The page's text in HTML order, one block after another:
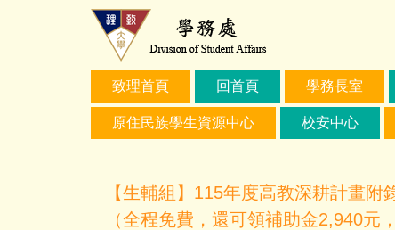
致理首頁 回首頁 學務長室
原住民族學生資源中心 校安中心
【生輔組】115年度高教深耕計畫附
（全程免費，還可領補助金2,940元